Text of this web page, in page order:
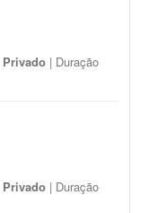
Privado | Duração
Privado | Duração